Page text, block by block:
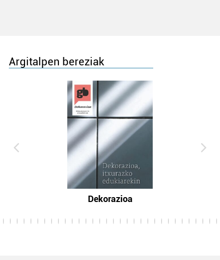
Argitalpen bereziak
Dekorazioa